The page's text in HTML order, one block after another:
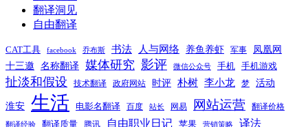
翻译洞见
自由翻译
CAT工具 facebook 乔布斯 书法 人与网络 养鱼养虾 军事
凤凰网
十三邀
名称翻译 媒体研究 影评 微信公众号 手机 手机游戏
扯淡和假设 技术翻译 政府网站 时评 朴树 李小龙 梦 活动
淮安 生活 电影名翻译 百度 站长 网易 网站运营 翻译价格
翻译经验 翻译质量 腾讯 自由职业日记 苹果 营销策略 译法